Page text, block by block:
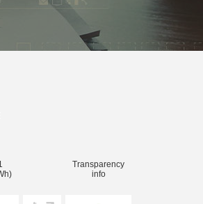
Transparency
info